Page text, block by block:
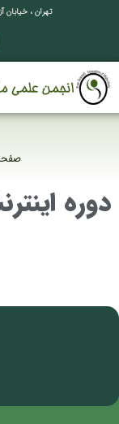
تهران ، خیابان
دوره